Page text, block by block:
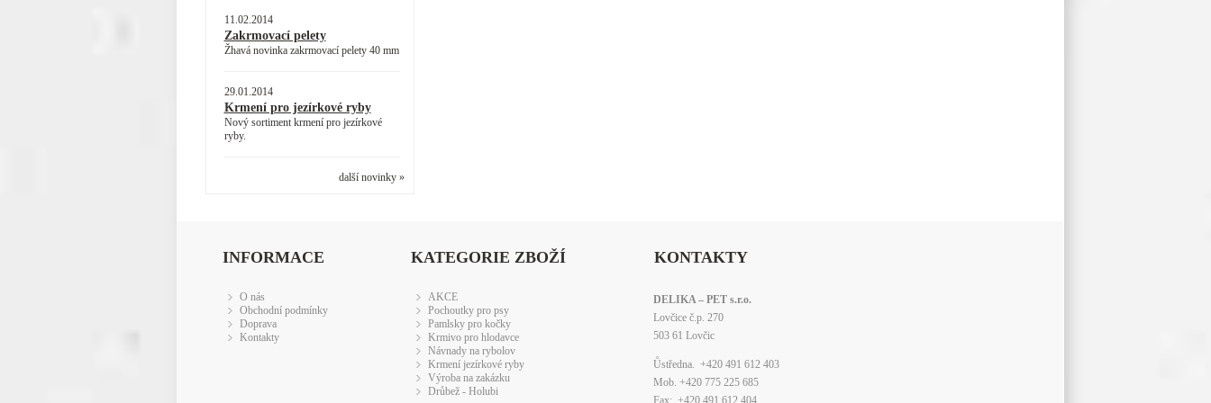
11.02.2014
Zakrmovací pelety
Žhavá novinka zakrmovací pelety 40 mm
29.01.2014
Krmení pro jezírkové ryby
Nový sortiment krmení pro jezírkové
ryby.
další novinky »
INFORMACE
O nás
Obchodní podmínky
Doprava
Kontakty
KATEGORIE ZBOŽÍ
AKCE
Pochoutky pro psy
Pamlsky pro kočky
Krmivo pro hlodavce
Návnady na rybolov
Krmení jezírkové ryby
Výroba na zakázku
Drůbež - Holubi
KONTAKTY
DELIKA – PET s.r.o.
Lovčice č.p. 270
503 61 Lovčic
Ůstředna. +420 491 612 403
Mob. +420 775 225 685
Fax: +420 491 612 404